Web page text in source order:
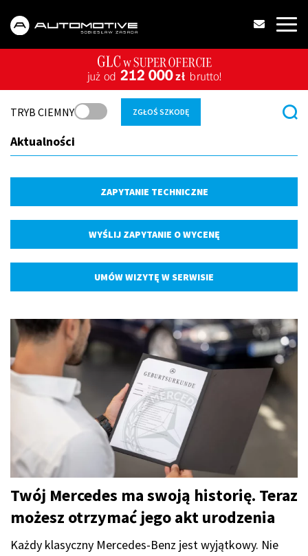
TRYB CIEMNY ZGŁOŚ SZKODĘ
Aktualności
ZAPYTANIE TECHNICZNE
WYŚLIJ ZAPYTANIE O WYCENĘ
UMÓW WIZYTĘ W SERWISIE
Twój Mercedes ma swoją historię. Teraz
możesz otrzymać jego akt urodzenia
Każdy klasyczny Mercedes-Benz jest wyjątkowy. Nie